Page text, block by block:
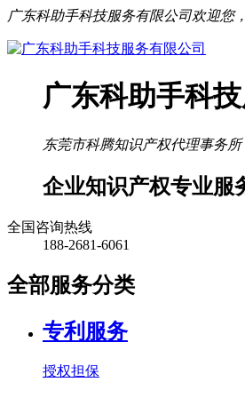
广东科助手科技服务有限公司欢迎您
广东科助手科
东莞市科腾知识产权代理事务所
企业知识产权专业服
全国咨询热线
188-2681-6061
全部服务分类
专利服务
授权担保